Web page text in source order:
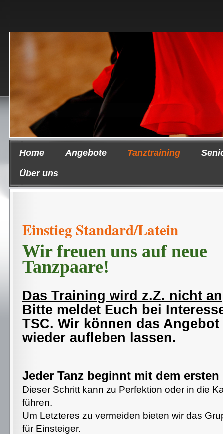
Home Angebote Tanztraining
Über uns
Einstieg Standard/Latein
Wir freuen uns auf neue
Tanzpaare!
Das Training wird z.Z. nicht
Bitte meldet Euch bei
TSC. Wir können das
wieder aufleben lassen.
Jeder Tanz beginnt mit dem
Dieser Schritt kann zu Perfektion oder in die
führen.
Um Letzteres zu vermeiden bieten wir das
für Einsteiger.